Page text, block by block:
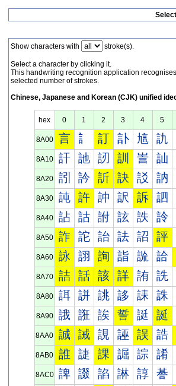
Show characters with stroke(s).
Select a character by clicking it.
This handwriting recognition application
selected number of strokes.
Chinese, Japanese and Korean (CJK) unified
hex 0 1 2 3 4 5
8A00 言 訁 訂 訃 訄 訅
8A10 訐 訑 訒 訓 訔 訕
8A20 訠 訡 訢 訣 訤 訥
8A30 訰 許 訲 訳 訴 訵
8A40 詀 詁 詂 詃 詄 詅
8A50 詐 詑 詒 詓 詔 評
8A60 詠 詡 詢 詣 詤 詥
8A70 詰 話 該 詳 詴 詵
8A80 誀 誁 誂 誃 誄 誅
8A90 誐 誑 誒 誓 誔 誕
8AA0 誠 誡 誢 誣 誤 誥
8AB0 誰 誱 課 誳 誴 誵
8AC0 諀 諁 諂 諃 諄 諅